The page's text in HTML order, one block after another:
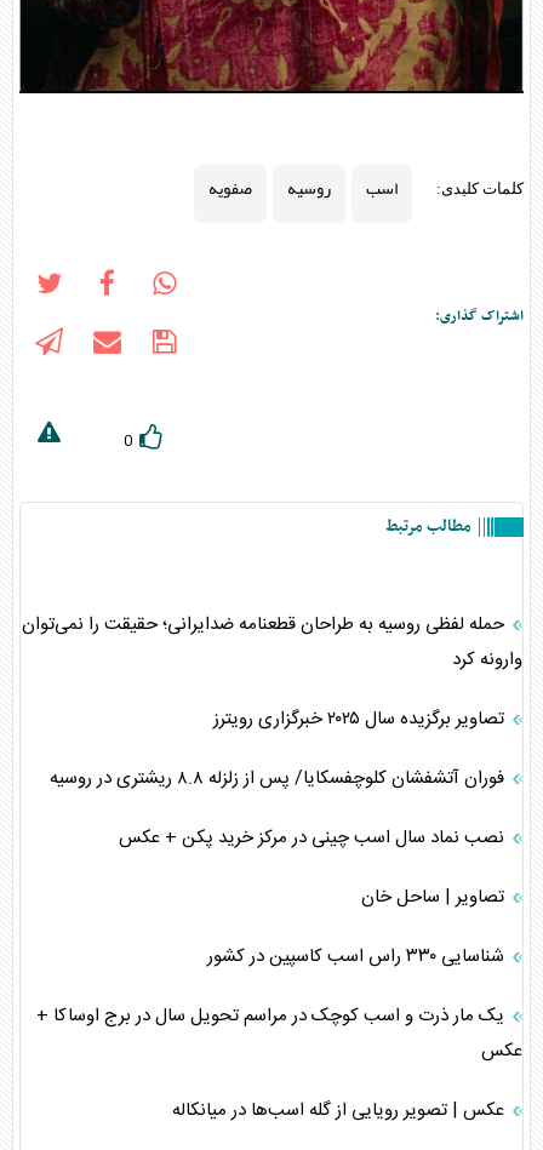
کلمات کلیدی: اسب روسیه صفویه
اشتراک گذاری:
0
مطالب مرتبط
حمله لفظی روسیه به طراحان قطعنامه ضدایرانی؛ حقیقت را نمی‌توان
وارونه کرد
تصاویر برگزیده سال ۲۰۲۵ خبرگزاری رویترز
فوران آتشفشان کلوچفسکایا/ پس از زلزله ۸.۸ ریشتری در روسیه
نصب نماد سال اسب چینی در مرکز خرید پکن + عکس
تصاویر | ساحل خان
شناسایی ۳۳۰ راس اسب کاسپین در کشور
یک مار ذرت و اسب کوچک در مراسم تحویل سال در برج اوساکا +
عکس
عکس | تصویر رویایی از گله اسب‌ها در میانکاله